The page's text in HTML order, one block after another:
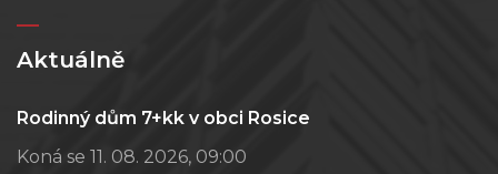
Aktuálně
Rodinný dům 7+kk v obci Rosice
Koná se 11. 08. 2026, 09:00